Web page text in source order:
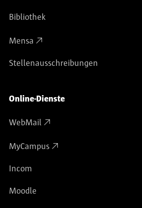
Bibliothek
Mensa
Stellenausschreibungen
Online-Dienste
WebMail
MyCampus
Incom
Moodle